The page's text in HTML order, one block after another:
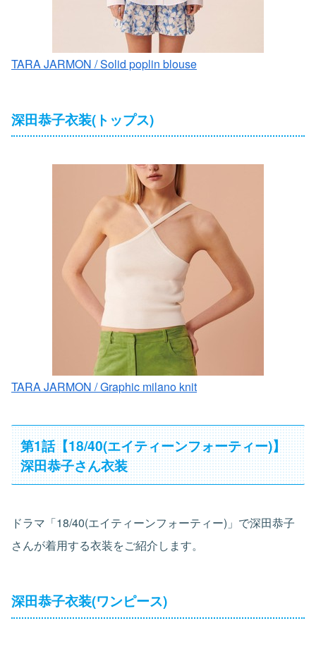
TARA JARMON / Solid poplin blouse
深田恭子衣装(トップス)
TARA JARMON / Graphic milano knit
第1話【18/40(エイティーンフォーティー)】
深田恭子さん衣装
ドラマ「18/40(エイティーンフォーティー)」で深田恭子
さんが着用する衣装をご紹介します。
深田恭子衣装(ワンピース)